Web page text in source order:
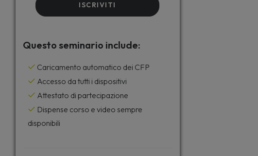
ISCRIVITI
Questo seminario include:
Caricamento automatico dei CFP
Accesso da tutti i dispositivi
Attestato di partecipazione
Dispense corso e video sempre
disponibili